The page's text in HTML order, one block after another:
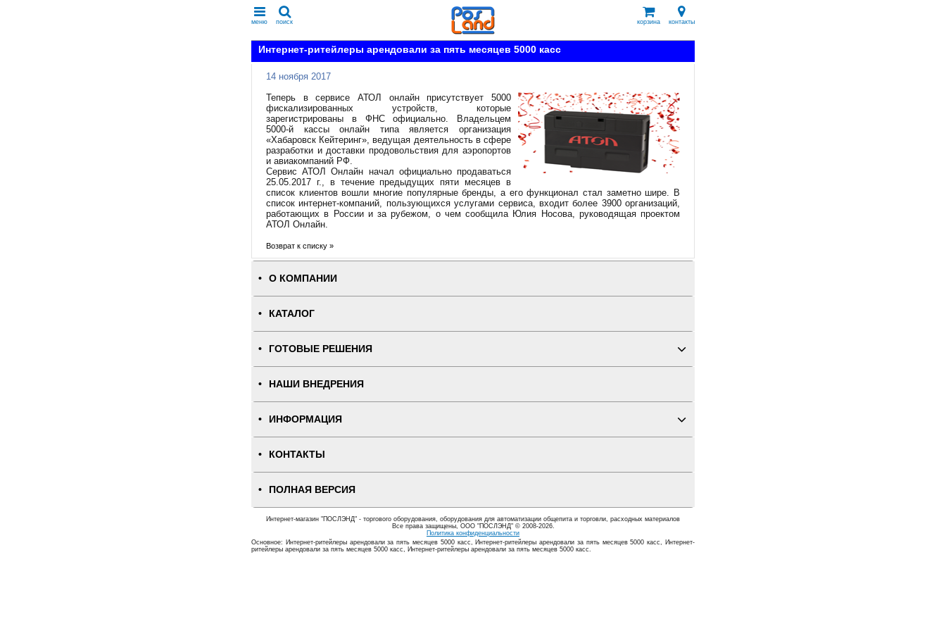
меню поиск корзина контакты
Интернет-ритейлеры арендовали за пять месяцев 5000 касс
14 ноября 2017
Теперь в сервисе АТОЛ онлайн присутствует 5000
фискализированных устройств, которые
зарегистрированы в ФНС официально. Владельцем
5000-й кассы онлайн типа является организация
«Хабаровск Кейтеринг», ведущая деятельность в сфере
разработки и доставки продовольствия для аэропортов
и авиакомпаний РФ.
Сервис АТОЛ Онлайн начал официально продаваться
25.05.2017 г., в течение предыдущих пяти месяцев в
список клиентов вошли многие популярные бренды, а его функционал стал заметно шире. В
список интернет-компаний, пользующихся услугами сервиса, входит более 3900 организаций,
работающих в России и за рубежом, о чем сообщила Юлия Носова, руководящая проектом
АТОЛ Онлайн.
Возврат к списку »
О КОМПАНИИ
КАТАЛОГ
ГОТОВЫЕ РЕШЕНИЯ
НАШИ ВНЕДРЕНИЯ
ИНФОРМАЦИЯ
КОНТАКТЫ
ПОЛНАЯ ВЕРСИЯ
Интернет-магазин "ПОСЛЭНД" - торгового оборудования, оборудования для автоматизации общепита и торговли, расходных материалов
Все права защищены, ООО "ПОСЛЭНД" © 2008-2026.
Политика конфиденциальности
Основное: Интернет-ритейлеры арендовали за пять месяцев 5000 касс, Интернет-ритейлеры арендовали за пять месяцев 5000 касс, Интернет-
ритейлеры арендовали за пять месяцев 5000 касс, Интернет-ритейлеры арендовали за пять месяцев 5000 касс.